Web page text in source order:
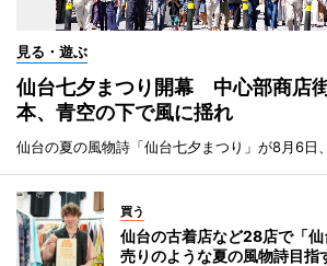
見る・遊ぶ
仙台七夕まつり開幕 中心部商店
本、青空の下で風に揺れ
仙台の夏の風物詩「仙台七夕まつり」が8月6日
買う
仙台の古着店など28店で「
売りのような夏の風物詩目指